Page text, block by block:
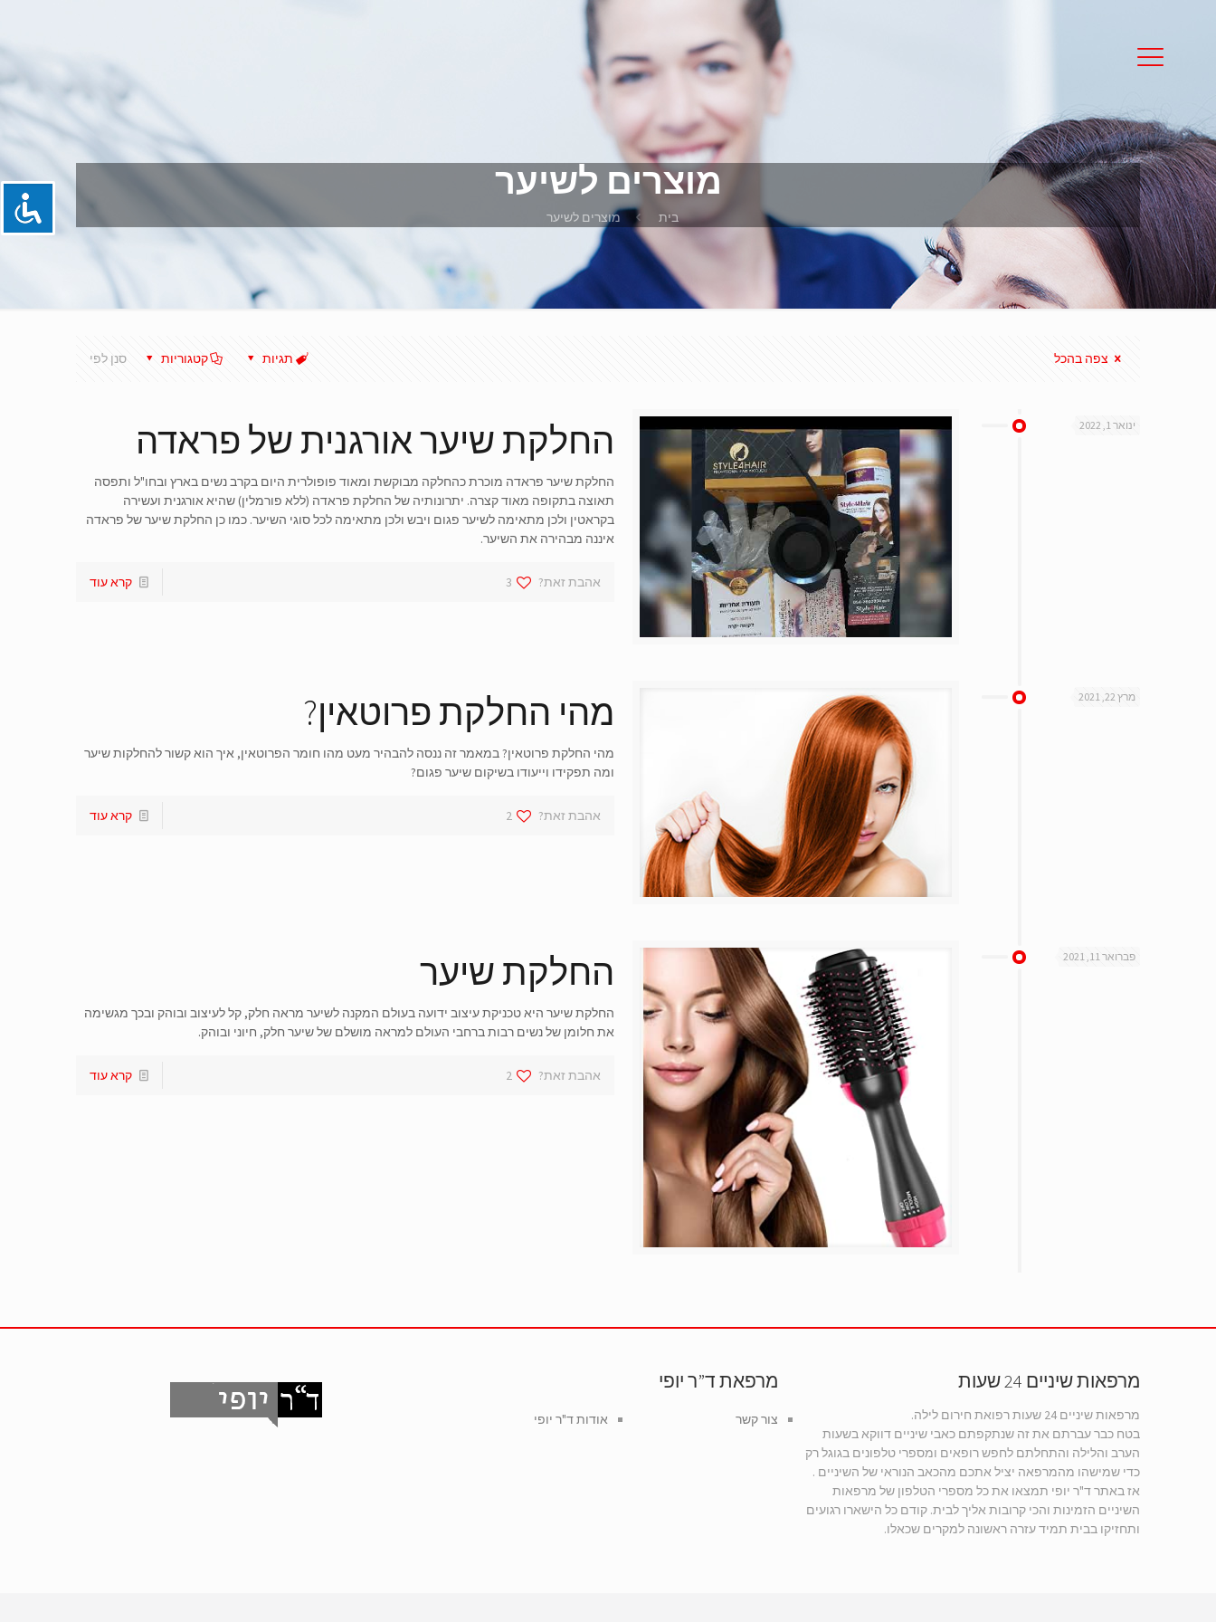
מוצרים לשיער
בית מוצרים לשיער
סנן לפי קטגוריות תגיות צפה בהכל
ינואר 1, 2022 החלקת שיער אורגנית של פראדה
החלקת שיער פראדה מוכרת כהחלקה מבוקשת ומאוד פופולרית היום בקרב נשים בארץ ובחו"ל ותפסה
תאוצה בתקופה מאוד קצרה. יתרונותיה של החלקת פראדה (ללא פורמלין) שהיא אורגנית ועשירה
בקראטין ולכן מתאימה לשיער פגום ויבש ולכן מתאימה לכל סוגי השיער. כמו כן החלקת שיער של פראדה
איננה מבהירה את השיער.
אהבת זאת? 3 קרא עוד
מרץ 22, 2021 מהי החלקת פרוטאין?
מהי החלקת פרוטאין? במאמר זה ננסה להבהיר מעט מהו חומר הפרוטאין, איך הוא קשור להחלקות שיער
ומה תפקידו וייעודו בשיקום שיער פגום?
אהבת זאת? 2 קרא עוד
פברואר 11, 2021 החלקת שיער
החלקת שיער היא טכניקת עיצוב ידועה בעולם המקנה לשיער מראה חלק, קל לעיצוב ובוהק ובכך מגשימה
את חלומן של נשים רבות ברחבי העולם למראה מושלם של שיער חלק, חיוני ובוהק.
אהבת זאת? 2 קרא עוד
מרפאות שיניים 24 שעות
מרפאות שיניים 24 שעות רפואת חירום לילה.
בטח כבר עברתם את זה שנתקפתם כאבי שיניים דווקא בשעות
הערב והלילה והתחלתם לחפש רופאים ומספרי טלפונים בגוגל רק
כדי שמישהו מהמרפאה יציל אתכם מהכאב הנוראי של השיניים .
אז באתר ד"ר יופי תמצאו את כל מספרי הטלפון של מרפאות
השיניים הזמינות והכי קרובות אליך לבית. קודם כל הישארו רגועים
ותחזיקו בבית תמיד עזרה ראשונה למקרים שכאלו.
מרפאת ד”ר יופי
אודות ד"ר יופי צור קשר